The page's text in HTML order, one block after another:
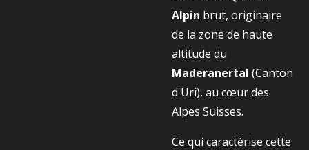
Alpin brut, originaire
de la zone de haute
altitude du
Maderanertal (Canton
d'Uri), au cœur des
Alpes Suisses.
Ce qui caractérise cette